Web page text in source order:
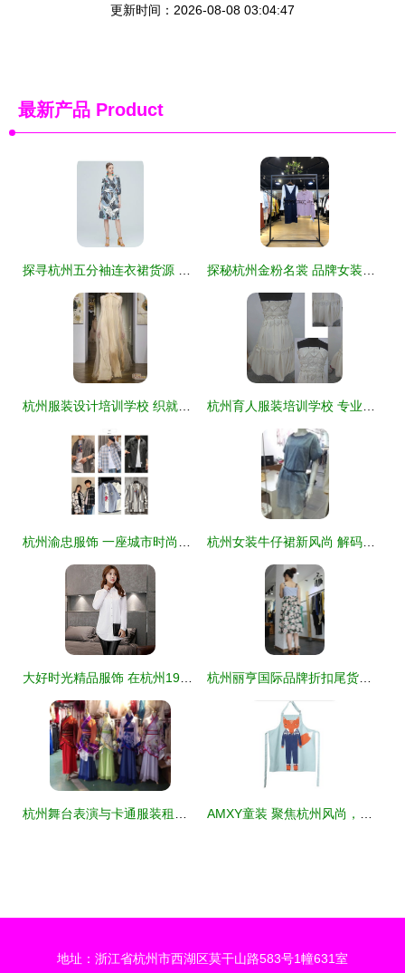
更新时间：2026-08-08 03:04:47
最新产品 Product
地址：浙江省杭州市西湖区莫干山路583号1幢631室